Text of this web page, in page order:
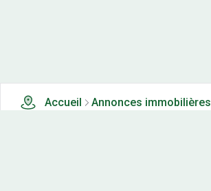
Accueil
Annonces immobilières